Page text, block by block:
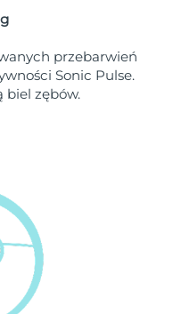
przebarwień
Sonic Pulse.
biel zębów.
Oczekiwany czas dostawy
czas dostawy
czas dostawy
czas dostawy
Oczekiwany czas dostawy